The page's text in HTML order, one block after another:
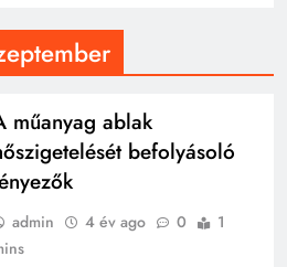
műanyag ablak
befolyásoló
admin 4 év ago 0
1